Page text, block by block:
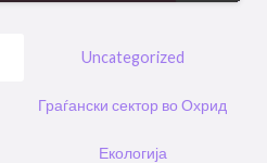
Uncategorized
Граѓански сектор во Охрид
Екологија